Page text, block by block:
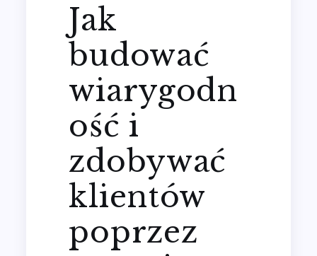
Jak
budować
wiarygodn
ość i
zdobywać
klientów
poprzez